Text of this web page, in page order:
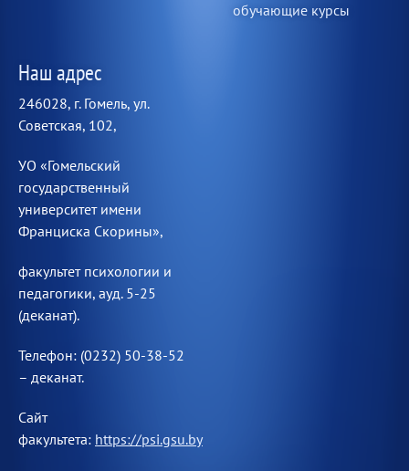
обучающие курсы
Наш адрес
246028, г. Гомель, ул.
Советская, 102,
УО «Гомельский
государственный
университет имени
Франциска Скорины»,
факультет психологии и
педагогики, ауд. 5-25
(деканат).
Телефон: (0232) 50-38-52
– деканат.
Сайт
факультета: https://psi.gsu.by